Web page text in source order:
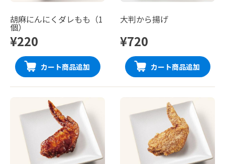
胡麻にんにくダレもも（1
個）
¥220
カート商品追加
大判から揚げ
¥720
カート商品追加